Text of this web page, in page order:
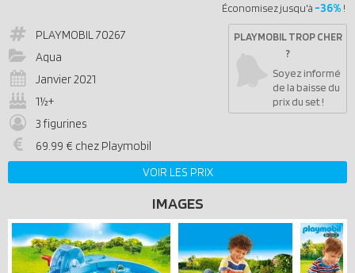
Économisez jusqu'à -36% !
PLAYMOBIL70267
Aqua
Janvier 2021
1½+
3 figurines
69.99 € chez Playmobil
PLAYMOBIL TROP CHER
?
Soyez informé
de la baisse du
prix du set !
VOIR LES PRIX
IMAGES